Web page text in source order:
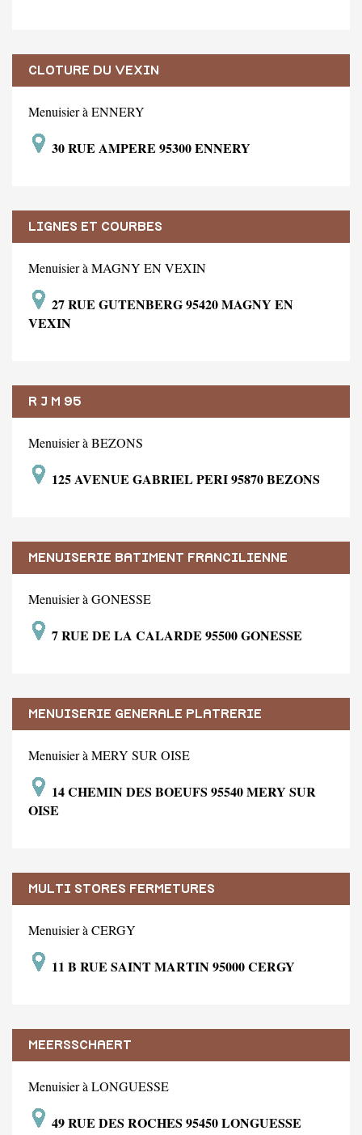
CLOTURE DU VEXIN
Menuisier à ENNERY
30 RUE AMPERE 95300 ENNERY
LIGNES ET COURBES
Menuisier à MAGNY EN VEXIN
27 RUE GUTENBERG 95420 MAGNY EN
VEXIN
R J M 95
Menuisier à BEZONS
125 AVENUE GABRIEL PERI 95870 BEZONS
MENUISERIE BATIMENT FRANCILIENNE
Menuisier à GONESSE
7 RUE DE LA CALARDE 95500 GONESSE
MENUISERIE GENERALE PLATRERIE
Menuisier à MERY SUR OISE
14 CHEMIN DES BOEUFS 95540 MERY SUR
OISE
MULTI STORES FERMETURES
Menuisier à CERGY
11 B RUE SAINT MARTIN 95000 CERGY
MEERSSCHAERT
Menuisier à LONGUESSE
49 RUE DES ROCHES 95450 LONGUESSE